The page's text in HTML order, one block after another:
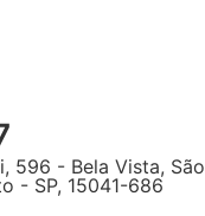
596 - Bela Vista, São
- SP, 15041-686